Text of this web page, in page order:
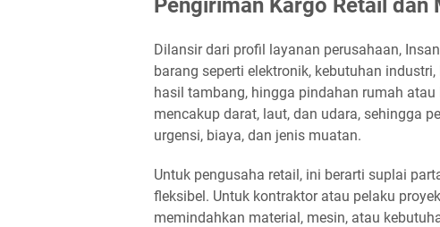
Pengiriman Kargo Retail dan
Dilansir dari profil layanan perusahaan,
barang seperti elektronik, kebutuhan
hasil tambang, hingga pindahan rumah
mencakup darat, laut, dan udara, sehingga
urgensi, biaya, dan jenis muatan.
Untuk pengusaha retail, ini berarti suplai
fleksibel. Untuk kontraktor atau pelaku
memindahkan material, mesin, atau